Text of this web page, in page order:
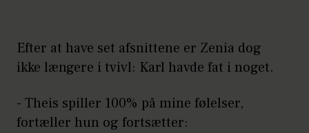
Efter at have set afsnittene er Zenia dog
ikke længere i tvivl: Karl havde fat i noget.
- Theis spiller 100% på mine følelser,
fortæller hun og fortsætter: